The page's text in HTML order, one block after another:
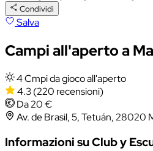
Condividi
Salva
Campi all'aperto a
4 Cmpi da gioco all'aperto
4.3(220 recensioni)
Da 20 €
Av. de Brasil, 5, Tetuán, 28020
Informazioni su Club y